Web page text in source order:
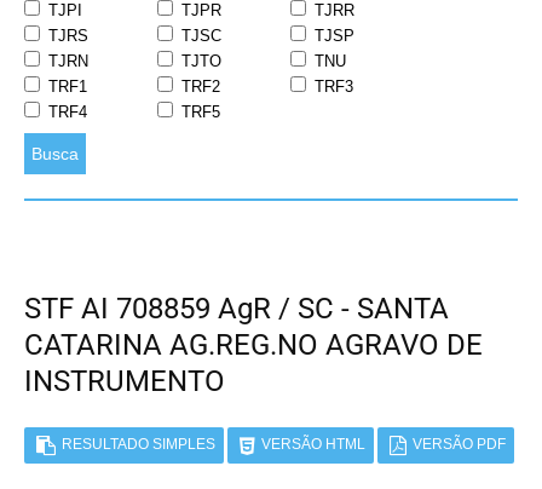
TJPI
TJPR
TJRR
TJRS
TJSC
TJSP
TJRN
TJTO
TNU
TRF1
TRF2
TRF3
TRF4
TRF5
Busca
STF AI 708859 AgR / SC - SANTA
CATARINA AG.REG.NO AGRAVO DE
INSTRUMENTO
RESULTADO SIMPLES VERSÃO HTML VERSÃO PDF